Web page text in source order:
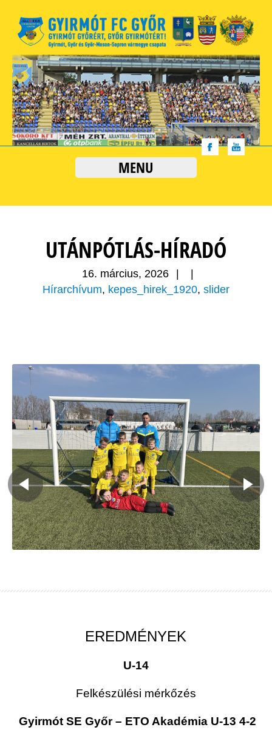
MENU
UTÁNPÓTLÁS-HÍRADÓ
16. március, 2026
Hírarchívum, kepes_hirek_1920, slider
EREDMÉNYEK
U-14
Felkészülési mérkőzés
Gyirmót SE Győr – ETO Akadémia U-13 4-2